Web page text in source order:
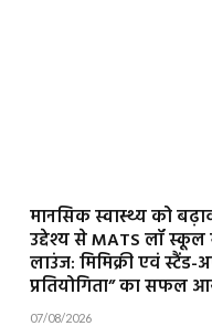
मानसिक स्वास्थ्य को
उद्देश्य से MATS लॉ स्कूल
लाउंज: मिमिक्री एवं स्टैंड-
प्रतियोगिता” का सफल
07/08/2026